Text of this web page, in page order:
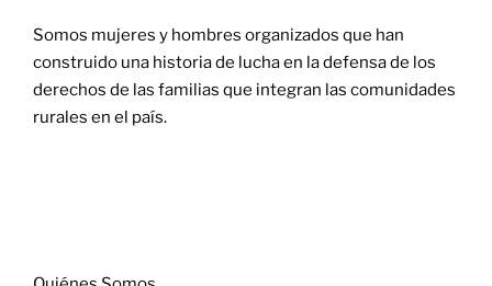
Somos mujeres y hombres organizados que han
construido una historia de lucha en la defensa de los
derechos de las familias que integran las comunidades
rurales en el país.